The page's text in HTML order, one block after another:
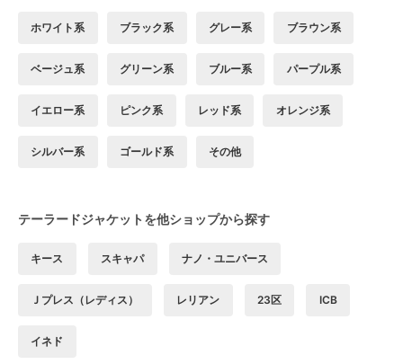
ホワイト系 ブラック系 グレー系 ブラウン系
ベージュ系 グリーン系 ブルー系 パープル系
イエロー系 ピンク系 レッド系 オレンジ系
シルバー系 ゴールド系 その他
テーラードジャケットを他ショップから探す
キース スキャパ ナノ・ユニバース
Ｊプレス（レディス） レリアン 23区 ICB
イネド